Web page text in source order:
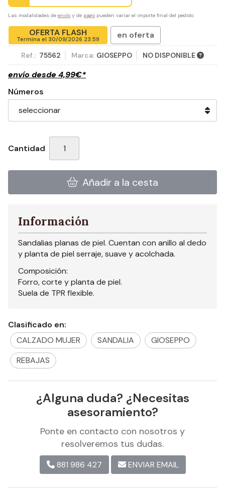
Las modalidades de envío y de pago pueden variar el importe final del pedido.
OFERTA FLASH
Termina el 30/09/2026 23:59 en oferta
Ref.: 75562 Marca: GIOSEPPO NO DISPONIBLE
envío desde 4,99€*
Números
Cantidad
Añadir a la cesta
Información
Sandalias planas de piel. Cuentan con anillo al dedo
y planta de piel serraje, suave y acolchada.
Composición:
Forro, corte y planta de piel.
Suela de TPR flexible.
Clasificado en:
CALZADO MUJER
SANDALIA
GIOSEPPO
REBAJAS
¿Alguna duda? ¿Necesitas
asesoramiento?
Ponte en contacto con nosotros y
resolveremos tus dudas.
881 986 427 ENVIAR EMAIL